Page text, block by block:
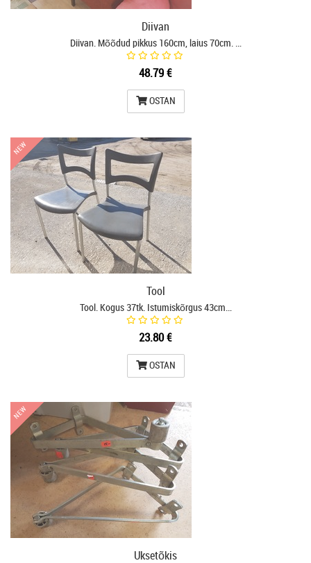
Diivan
Diivan. Mõõdud pikkus 160cm, laius 70cm. …
48.79 €
OSTAN
NEW
NEW
Tool
Tool. Kogus 37tk. Istumiskõrgus 43cm…
23.80 €
OSTAN
NEW
NEW
Uksetõkis